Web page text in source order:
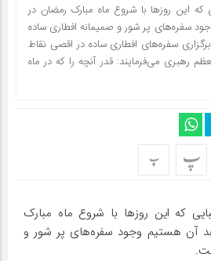
که این روزها با شروع ماه مبارک رمضان در
سفره‌های پر شور و صمیمانه افطاری ساده
سفره‌های افطاری ساده در اقصی نقاط
رهبری می‌فرمایند: قدر آنچه را که در ماه
پ پ
که این روزها با شروع ماه مبارک
آن هستیم وجود سفره‌های پر شور و